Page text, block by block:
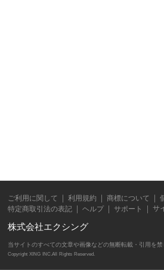
ご利用に関して 利用規約 商標について
特定商取引法の表記
ヘルプ サポート サ
株式会社エクシング
当サイトのすべての文章や画像などの無断転載・引用を
Copyright XING INC.All Rights Reserved.